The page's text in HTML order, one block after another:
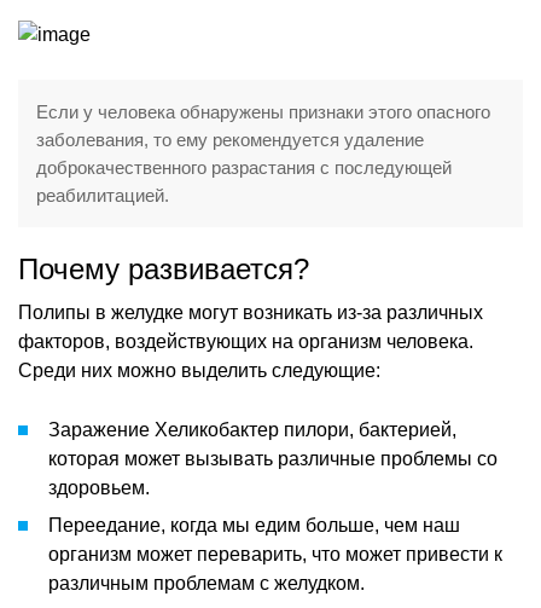
Если у человека обнаружены признаки этого опасного
заболевания, то ему рекомендуется удаление
доброкачественного разрастания с последующей
реабилитацией.
Почему развивается?
Полипы в желудке могут возникать из-за различных
факторов, воздействующих на организм человека.
Среди них можно выделить следующие:
Заражение Хеликобактер пилори, бактерией,
которая может вызывать различные проблемы со
здоровьем.
Переедание, когда мы едим больше, чем наш
организм может переварить, что может привести к
различным проблемам с желудком.